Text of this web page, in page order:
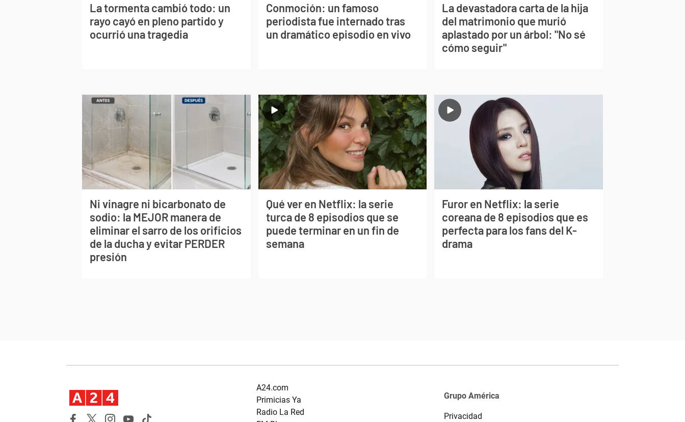
La tormenta cambió todo: un
rayo cayó en pleno partido y
ocurrió una tragedia
Conmoción: un famoso
periodista fue internado tras
un dramático episodio en vivo
La devastadora carta de la hija
del matrimonio que murió
aplastado por un árbol: "No sé
cómo seguir"
Ni vinagre ni bicarbonato de
sodio: la MEJOR manera de
eliminar el sarro de los orificios
de la ducha y evitar PERDER
presión
Qué ver en Netflix: la serie
turca de 8 episodios que se
puede terminar en un fin de
semana
Furor en Netflix: la serie
coreana de 8 episodios que es
perfecta para los fans del K-
drama
A24.com
Primicias Ya
Radio La Red
Grupo América
Privacidad